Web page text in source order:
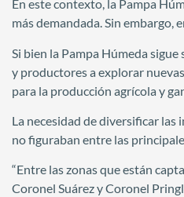
En este contexto, la Pampa
más demandada. Sin embargo,
Si bien la Pampa Húmeda
y productores a explorar
para la producción agrícola y
La necesidad de diversificar
no figuraban entre las
“Entre las zonas que están
Coronel Suárez y Coronel